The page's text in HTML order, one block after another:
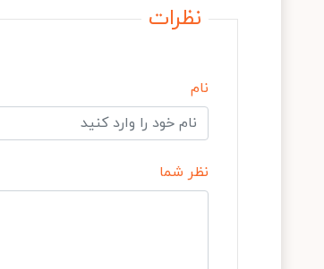
نظرات
نام
نظر شما